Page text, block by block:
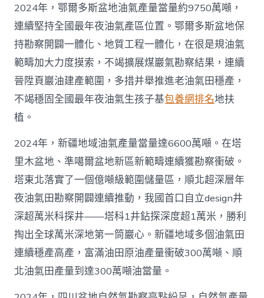
2024年，鄂爾多斯盆地油氣產量當量約9750萬噸，
連續堅持全國最年夜油氣產區位置。鄂爾多斯盆地保
持勘察開闢一體化、地質工程一體化，在很是規油氣
範疇加大力度摸索，不竭擴展煤巖氣勘察結果，連續
晉陞頁巖油建產範圍，多措并舉推進老油氣田穩產，
不竭穩固全國最年夜油氣生孩子基包養網排名地扶
植。
2024年，新疆地域油氣產量當量達6600萬噸。在塔
里木盆地、準噶爾盆地新區新範疇連續獲勘察衝破。
塔東北落實了一個億噸級範圍儲量區，順北超深層年
夜油氣田勘察開闢連續推動，我國首口自立design井
深超萬米科探井——塔科1井鉆探深度超1萬米，勝利
掏出全球萬米深地第一筒巖心。新疆地域多個油氣田
連續穩產高產，富滿油田原油產量衝破300萬噸、順
北油氣田產量到達300萬噸油當量。